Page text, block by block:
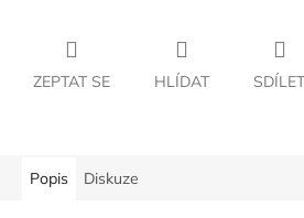
ZEPTAT SE HLÍDAT SDÍLET
Popis Diskuze